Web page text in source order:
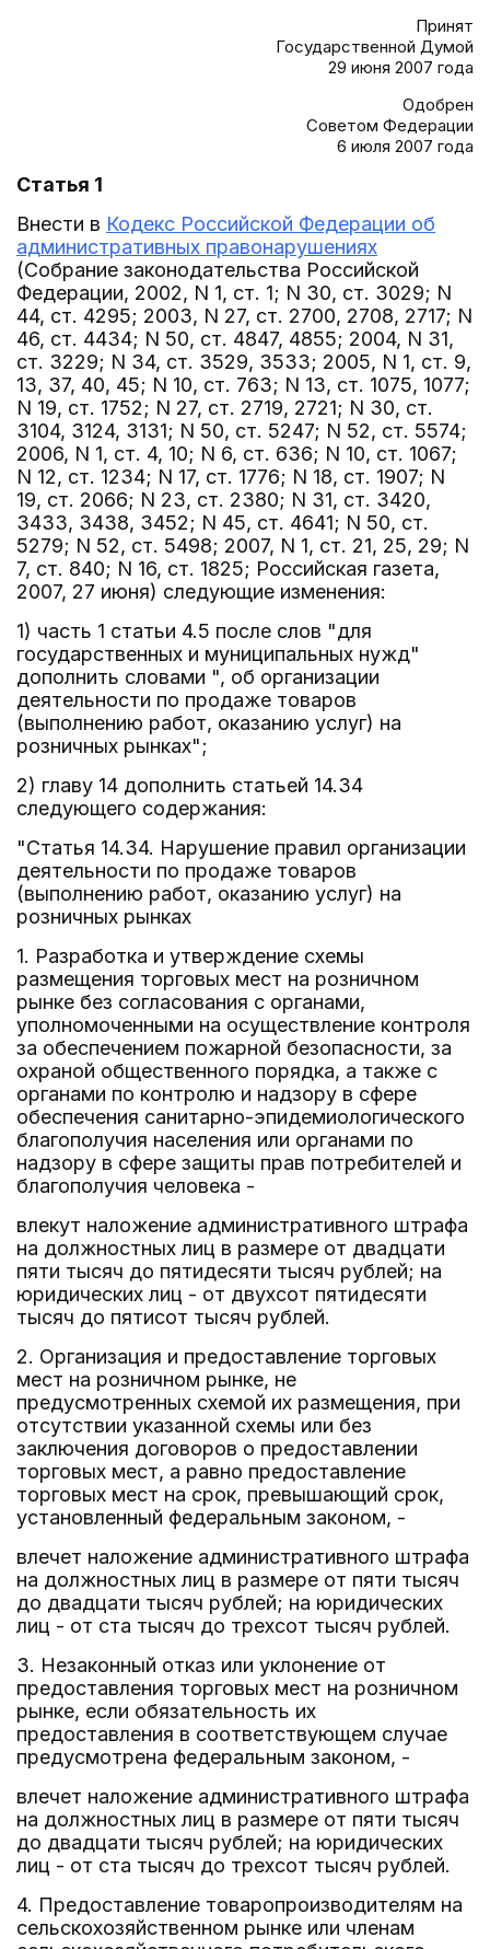
Принят
Государственной Думой
29 июня 2007 года
Одобрен
Советом Федерации
6 июля 2007 года
Статья 1
Внести в Кодекс Российской Федерации об
административных правонарушениях
(Собрание законодательства Российской
Федерации, 2002, N 1, ст. 1; N 30, ст. 3029; N
44, ст. 4295; 2003, N 27, ст. 2700, 2708, 2717; N
46, ст. 4434; N 50, ст. 4847, 4855; 2004, N 31,
ст. 3229; N 34, ст. 3529, 3533; 2005, N 1, ст. 9,
13, 37, 40, 45; N 10, ст. 763; N 13, ст. 1075, 1077;
N 19, ст. 1752; N 27, ст. 2719, 2721; N 30, ст.
3104, 3124, 3131; N 50, ст. 5247; N 52, ст. 5574;
2006, N 1, ст. 4, 10; N 6, ст. 636; N 10, ст. 1067;
N 12, ст. 1234; N 17, ст. 1776; N 18, ст. 1907; N
19, ст. 2066; N 23, ст. 2380; N 31, ст. 3420,
3433, 3438, 3452; N 45, ст. 4641; N 50, ст.
5279; N 52, ст. 5498; 2007, N 1, ст. 21, 25, 29; N
7, ст. 840; N 16, ст. 1825; Российская газета,
2007, 27 июня) следующие изменения:
1) часть 1 статьи 4.5 после слов "для
государственных и муниципальных нужд"
дополнить словами ", об организации
деятельности по продаже товаров
(выполнению работ, оказанию услуг) на
розничных рынках";
2) главу 14 дополнить статьей 14.34
следующего содержания:
"Статья 14.34. Нарушение правил организации
деятельности по продаже товаров
(выполнению работ, оказанию услуг) на
розничных рынках
1. Разработка и утверждение схемы
размещения торговых мест на розничном
рынке без согласования с органами,
уполномоченными на осуществление контроля
за обеспечением пожарной безопасности, за
охраной общественного порядка, а также с
органами по контролю и надзору в сфере
обеспечения санитарно-эпидемиологического
благополучия населения или органами по
надзору в сфере защиты прав потребителей и
благополучия человека -
влекут наложение административного штрафа
на должностных лиц в размере от двадцати
пяти тысяч до пятидесяти тысяч рублей; на
юридических лиц - от двухсот пятидесяти
тысяч до пятисот тысяч рублей.
2. Организация и предоставление торговых
мест на розничном рынке, не
предусмотренных схемой их размещения, при
отсутствии указанной схемы или без
заключения договоров о предоставлении
торговых мест, а равно предоставление
торговых мест на срок, превышающий срок,
установленный федеральным законом, -
влечет наложение административного штрафа
на должностных лиц в размере от пяти тысяч
до двадцати тысяч рублей; на юридических
лиц - от ста тысяч до трехсот тысяч рублей.
3. Незаконный отказ или уклонение от
предоставления торговых мест на розничном
рынке, если обязательность их
предоставления в соответствующем случае
предусмотрена федеральным законом, -
влечет наложение административного штрафа
на должностных лиц в размере от пяти тысяч
до двадцати тысяч рублей; на юридических
лиц - от ста тысяч до трехсот тысяч рублей.
4. Предоставление товаропроизводителям на
сельскохозяйственном рынке или членам